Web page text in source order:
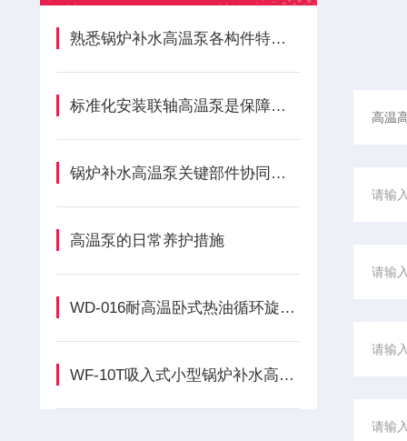
熟悉锅炉补水高温泵各构件特性维持锅炉水循环系统正常工况
标准化安装联轴高温泵是保障生产线连续稳定运转的关键
锅炉补水高温泵关键部件协同工作实现对高温介质的可靠增压与输送
高温泵的日常养护措施
WD-016耐高温卧式热油循环旋涡泵的规范安装方法分享
WF-10T吸入式小型锅炉补水高温热水循环泵的定期维护保养方法